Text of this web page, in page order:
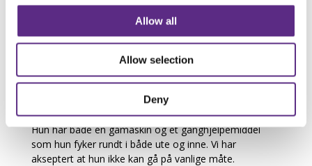
Allow all
Allow selection
Deny
liv. Dette var noe helt annerledes. I tillegg var hun mye
mer rolig "der inne" enn sine storesøstre. Mamma-
teorien er at hun krampet mye og dermed var mer
Hun har ifølge sin lille storesøster "Emily-språket". Hun
har akseptert at hun ikke har et vanlig språk.
Hun har både en gåmaskin og et ganghjelpemiddel
som hun fyker rundt i både ute og inne. Vi har
akseptert at hun ikke kan gå på vanlige måte.